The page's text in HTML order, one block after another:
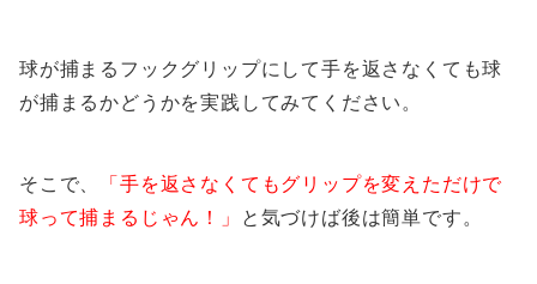
球が捕まるフックグリップにして手を返さなくても球
が捕まるかどうかを実践してみてください。
そこで、
「手を返さなくてもグリップを変えただけで
球って捕まるじゃん！」 と気づけば後は簡単です。